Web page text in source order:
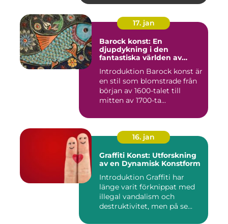
17. jan
Barock konst: En
djupdykning i den
fantastiska världen av
Introduktion Barock konst är
en stil som blomstrade från
början av 1600-talet till
mitten av 1700-ta...
16. jan
Graffiti Konst: Utforskning
av en Dynamisk Konstform
Introduktion Graffiti har
länge varit förknippat med
illegal vandalism och
destruktivitet, men på se...